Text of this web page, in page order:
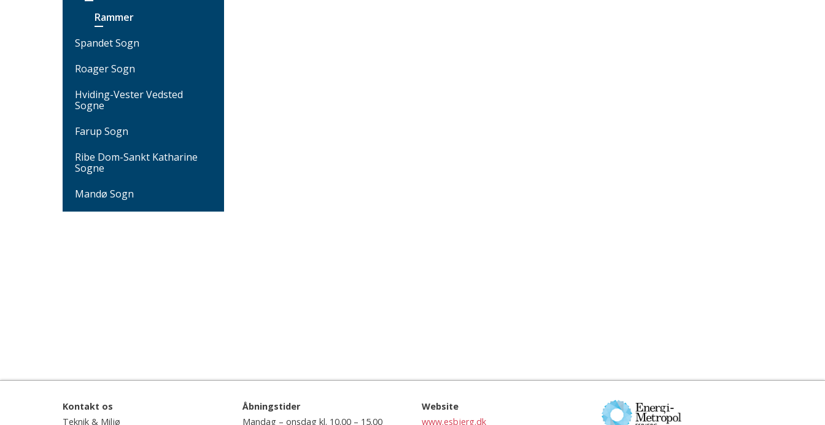
Rammer
Spandet Sogn
Roager Sogn
Hviding-Vester Vedsted
Sogne
Farup Sogn
Ribe Dom-Sankt Katharine
Sogne
Mandø Sogn
Kontakt os
Teknik & Miljø
Åbningstider
Mandag – onsdag kl. 10.00 – 15.00
Website
www.esbjerg.dk